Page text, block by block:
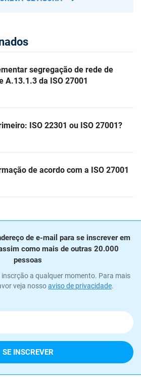
segregação de rede de
A.13.1.3 da ISO 27001
ISO 22301 ou ISO 27001?
de acordo com a ISO 27001
de e-mail para se inscrever em
como mais de outras 20.000
pessoas
a qualquer momento. Para mais
veja nossoaviso de privacidade.